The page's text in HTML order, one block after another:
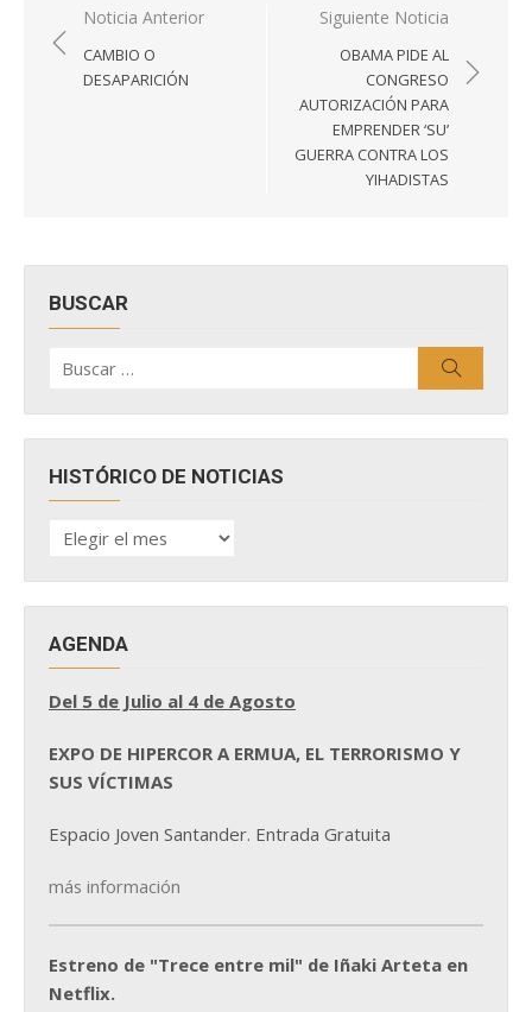
Navegación
de
entradas
Noticia Anterior
CAMBIO O
DESAPARICIÓN
Siguiente Noticia
OBAMA PIDE AL
CONGRESO
AUTORIZACIÓN PARA
EMPRENDER ‘SU’
GUERRA CONTRA LOS
YIHADISTAS
BUSCAR
por:
HISTÓRICO DE NOTICIAS
HISTÓRICO
DE
AGENDA
Del 5 de Julio al 4 de Agosto
EXPO DE HIPERCOR A ERMUA, EL TERRORISMO Y
SUS VÍCTIMAS
Espacio Joven Santander. Entrada Gratuita
más información
Estreno de "Trece entre mil" de Iñaki Arteta en
Netflix.